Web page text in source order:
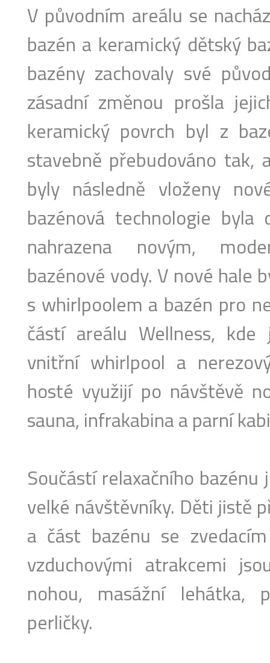
V původním areálu se
bazén a keramický dětský
bazény zachovaly své
zásadní změnou prošla
keramický povrch byl z
stavebně přebudováno tak,
byly následně vloženy
bazénová technologie
nahrazena novým,
bazénové vody. V nové hale
s whirlpoolem a bazén pro
částí areálu Wellness,
vnitřní whirlpool a
hosté využijí po návštěvě
sauna, infrakabina a parní
Součástí relaxačního
velké návštěvníky. Děti jistě
a část bazénu se
vzduchovými atrakcemi
nohou, masážní lehátka,
perličky.